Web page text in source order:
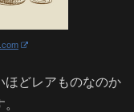
ほどレアものなのか